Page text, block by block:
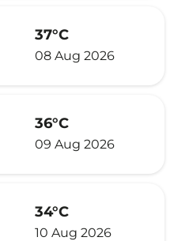
37°C
08 Aug 2026
36°C
09 Aug 2026
34°C
10 Aug 2026